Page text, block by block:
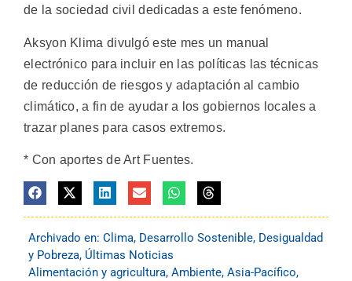
de la sociedad civil dedicadas a este fenómeno.
Aksyon Klima divulgó este mes un manual
electrónico para incluir en las políticas las técnicas
de reducción de riesgos y adaptación al cambio
climático, a fin de ayudar a los gobiernos locales a
trazar planes para casos extremos.
* Con aportes de Art Fuentes.
Archivado en: Clima, Desarrollo Sostenible, Desigualdad
y Pobreza, Últimas Noticias
Alimentación y agricultura, Ambiente, Asia-Pacífico,